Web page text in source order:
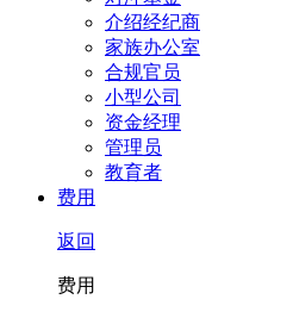
介绍经纪商
家族办公室
合规官员
小型公司
资金经理
管理员
教育者
费用
返回
费用